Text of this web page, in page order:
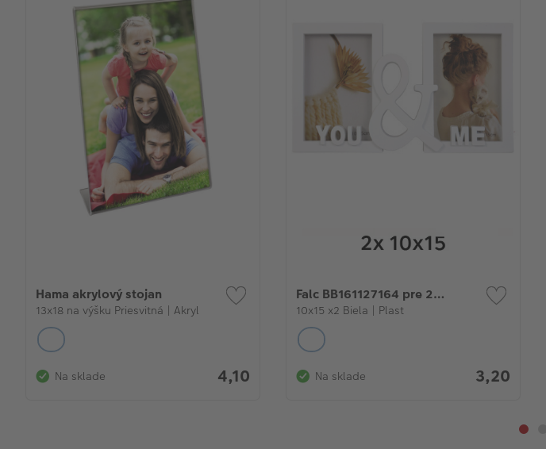
Hama akrylový stojan
13x18 na výšku Priesvitná | Akryl
Na sklade 4,10
Falc BB161127164 pre 2
fotografie
10x15 x2 Biela | Plast
Na sklade 3,20